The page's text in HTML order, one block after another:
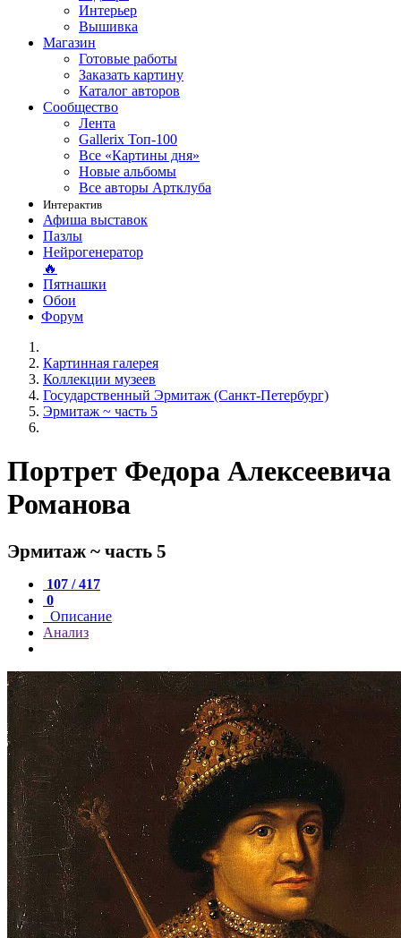
Интерьер
Вышивка
Магазин
Готовые работы
Заказать картину
Каталог авторов
Сообщество
Лента
Gallerix Топ-100
Все «Картины дня»
Новые альбомы
Все авторы Артклуба
Интерактив
Афиша выставок
Пазлы
Нейрогенератор
🔥
Пятнашки
Обои
Форум
Картинная галерея
Коллекции музеев
Государственный Эрмитаж (Санкт-Петербург)
Эрмитаж ~ часть 5
Портрет Федора Алексеевича
Романова
Эрмитаж ~ часть 5
107 / 417
0
Описание
Анализ